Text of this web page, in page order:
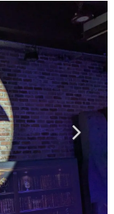
で骨太な評論連載
ームにまつわる言葉
ー文化史研究家・タ